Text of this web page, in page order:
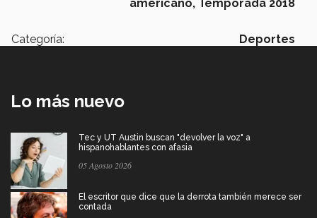
americano, Temporada 2018
Categoría: Deportes
Lo más nuevo
Tec y UT Austin buscan "devolver la voz" a
hispanohablantes con afasia
05 Agosto 2026
El escritor que dice que la derrota también merece ser
contada